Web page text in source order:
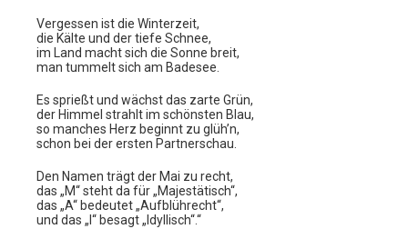
Vergessen ist die Winterzeit,
die Kälte und der tiefe Schnee,
im Land macht sich die Sonne breit,
man tummelt sich am Badesee.
Es sprießt und wächst das zarte Grün,
der Himmel strahlt im schönsten Blau,
so manches Herz beginnt zu glüh’n,
schon bei der ersten Partnerschau.
Den Namen trägt der Mai zu recht,
das „M“ steht da für „Majestätisch“,
das „A“ bedeutet „Aufblührecht“,
und das „I“ besagt „Idyllisch“.“